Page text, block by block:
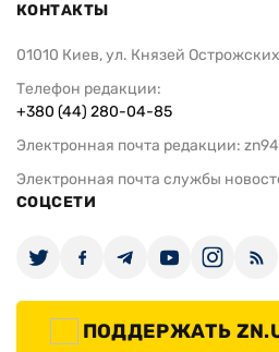
КОНТАКТЫ
01010 Киев, ул. Князей
Телефон редакции:
+380 (44) 280-04-85
Электронная почта редакции:
Электронная почта службы
СОЦСЕТИ
ПОДДЕРЖАТЬ